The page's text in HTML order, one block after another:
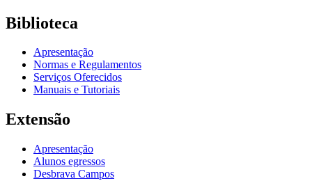
Biblioteca
Apresentação
Normas e Regulamentos
Serviços Oferecidos
Manuais e Tutoriais
Extensão
Apresentação
Alunos egressos
Desbrava Campos